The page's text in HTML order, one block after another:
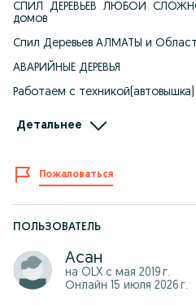
СПИЛ ДЕРЕВЬЕВ ЛЮБОЙ
домов
Спил Деревьев АЛМАТЫ и
АВАРИЙНЫЕ ДЕРЕВЬЯ
Работаем с
Выезд диагностика бесплатно
МОЖЕТЕ СРАЗУ ПИСАТЬ НА
ДЕРЕВА МЫ ОЦЕНИМ И ОЗВУЧИМ
Детальнее
Пожаловаться
ПОЛЬЗОВАТЕЛЬ
Асан
на OLX с мая 2019 г.
Онлайн 15 июля 2026 г.